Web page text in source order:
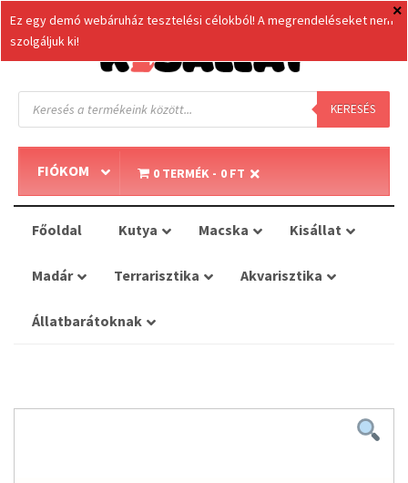
Products
search KERESÉS
FIÓKOM 0 TERMÉK 0 FT
Főoldal Kutya Macska Kisállat
Madár Terrarisztika Akvarisztika
Állatbarátoknak
Ez egy demó webáruház tesztelési célokból! A megrendeléseket nem
szolgáljuk ki!